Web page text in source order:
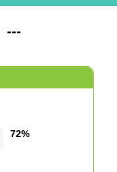
---
72%